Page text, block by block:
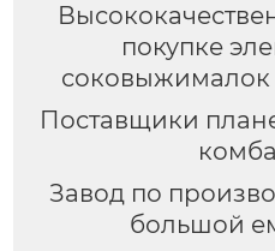
покупке
соковыжималок
Поставщики
Завод по
большой